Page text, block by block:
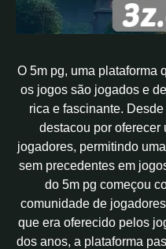
O 5m pg, uma plataforma
os jogos são jogados e
rica e fascinante.
destacou por
jogadores, permitindo
sem precedentes em
do 5m pg começou
comunidade de
que era oferecido pelos
dos anos, a plataforma